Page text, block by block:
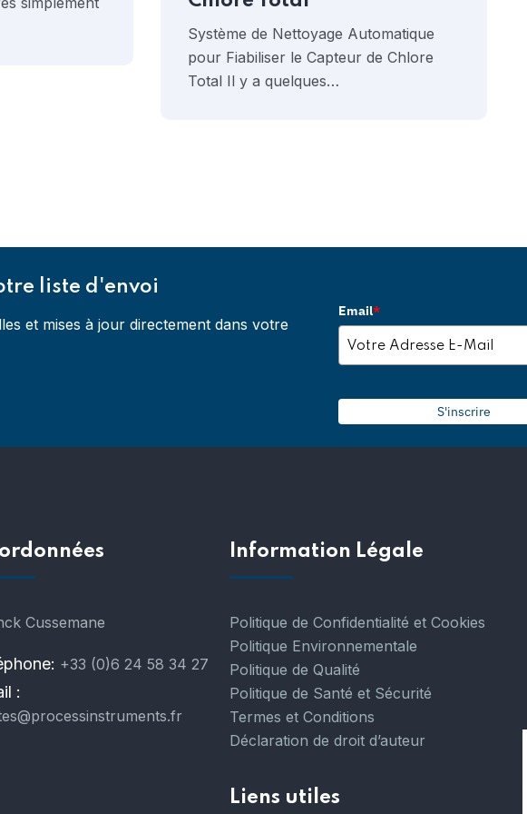
Système de Nettoyage Automatique
pour Fiabiliser le Capteur de Chlore
Total Il y a quelques…
liste d'envoi
et mises à jour directement dans votre
Email*
S'inscrire
Cussemane
+33 (0)6 24 58 34 27
:
Information Légale
Politique de Confidentialité et Cookies
Politique Environnementale
Politique de Qualité
Politique de Santé et Sécurité
Termes et Conditions
Déclaration de droit d’auteur
Liens utiles